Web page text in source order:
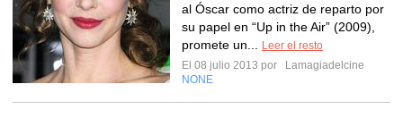
al Óscar como actriz de reparto por
su papel en “Up in the Air” (2009),
promete un...
Leer el resto
El 08 julio 2013 por
Lamagiadelcine
NONE